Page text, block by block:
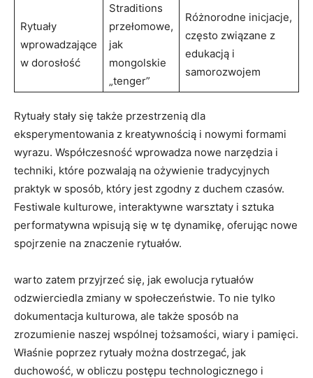
Rytuały
wprowadzające
w dorosłość
Straditions
przełomowe,
jak
mongolskie
„tenger”
Różnorodne inicjacje,
często związane z
edukacją i
samorozwojem
Rytuały stały się także przestrzenią dla
eksperymentowania z kreatywnością i nowymi formami
wyrazu. Współczesność wprowadza nowe narzędzia i
techniki, które pozwalają na ożywienie tradycyjnych
praktyk w sposób, który jest zgodny z duchem czasów.
Festiwale kulturowe, interaktywne warsztaty i sztuka
performatywna wpisują się w tę dynamikę, oferując nowe
spojrzenie na znaczenie rytuałów.
warto zatem przyjrzeć się, jak ewolucja rytuałów
odzwierciedla zmiany w społeczeństwie. To nie tylko
dokumentacja kulturowa, ale także sposób na
zrozumienie naszej wspólnej tożsamości, wiary i pamięci.
Właśnie poprzez rytuały można dostrzegać, jak
duchowość, w obliczu postępu technologicznego i